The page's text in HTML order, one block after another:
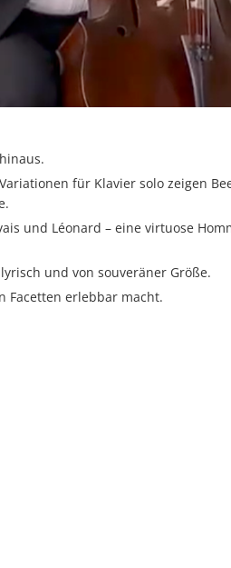
für Klavier solo zeigen
und Léonard – eine virtuose
und von souveräner Größe.
Facetten erlebbar macht.